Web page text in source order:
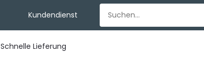
Kundendienst
Schnelle Lieferung